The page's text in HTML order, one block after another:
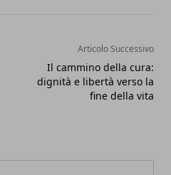
Articolo Successivo
Il cammino della cura:
dignità e libertà verso la
fine della vita